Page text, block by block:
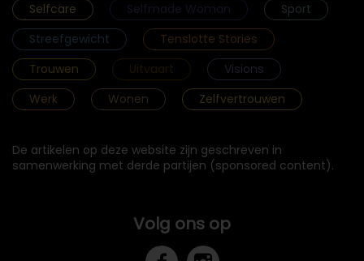
Selfcare
Selfmade Woman
Sport
Streefgewicht
Tenslotte Stories
Trouwen
Uitvaart
Visions
Werk
Wonen Zelfvertrouwen
De artikelen op deze website zijn geschreven in
samenwerking met derde partijen (sponsored content).
Volg ons op